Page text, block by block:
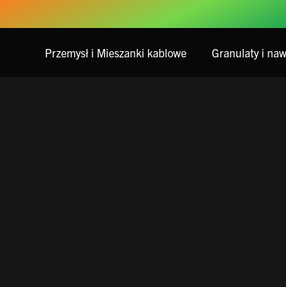
Przemysł i Mieszanki kablowe Granulaty i